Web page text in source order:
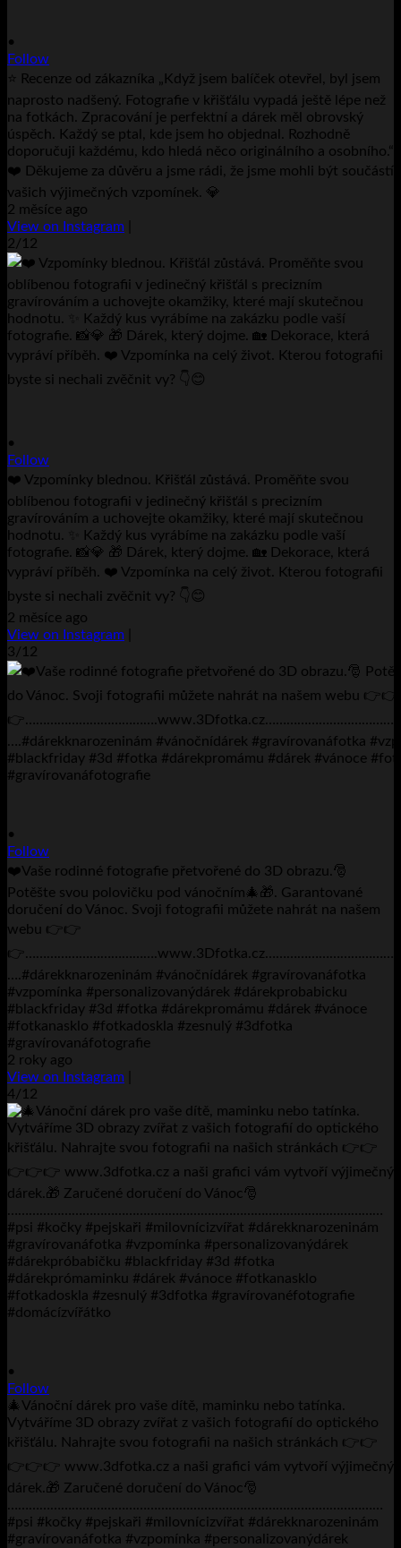
•
Follow
⭐ Recenze od zákazníka „Když jsem balíček otevřel, byl jsem
naprosto nadšený. Fotografie v křišťálu vypadá ještě lépe než
na fotkách. Zpracování je perfektní a dárek měl obrovský
úspěch. Každý se ptal, kde jsem ho objednal. Rozhodně
doporučuji každému, kdo hledá něco originálního a osobního.“
❤️ Děkujeme za důvěru a jsme rádi, že jsme mohli být součástí
vašich výjimečných vzpomínek. 💎
2 měsíce ago
View on Instagram
2/12
•
Follow
❤️ Vzpomínky blednou. Křišťál zůstává. Proměňte svou
oblíbenou fotografii v jedinečný křišťál s precizním
gravírováním a uchovejte okamžiky, které mají skutečnou
hodnotu. ✨ Každý kus vyrábíme na zakázku podle vaší
fotografie. 📸💎 🎁 Dárek, který dojme. 🏡 Dekorace, která
vypráví příběh. ❤️ Vzpomínka na celý život. Kterou fotografii
byste si nechali zvěčnit vy? 👇😊
2 měsíce ago
View on Instagram
3/12
•
Follow
❤️Vaše rodinné fotografie přetvořené do 3D obrazu.🎅
Potěšte svou polovičku pod vánočním🎄🎁. Garantované
doručení do Vánoc. Svoji fotografii můžete nahrát na našem
webu 👉👉
….#dárekknarozeninám #vánočnídárek #gravírovanáfotka
#vzpomínka #personalizovanýdárek #dárekprobabicku
#blackfriday #3d #fotka #dárekpromámu #dárek #vánoce
#fotkanasklo #fotkadoskla #zesnulý #3dfotka
#gravírovanáfotografie
2 roky ago
View on Instagram
4/12
•
Follow
🎄Vánoční dárek pro vaše dítě, maminku nebo tatínka.
Vytváříme 3D obrazy zvířat z vašich fotografií do optického
křišťálu. Nahrajte svou fotografii na našich stránkách 👉👉
👉👉👉 www.3dfotka.cz a naši grafici vám vytvoří výjimečný
dárek.🎁 Zaručené doručení do Vánoc🎅
……………………………………………………………………………………………
#psi #kočky #pejskaři #milovnícizvířat #dárekknarozeninám
#gravírovanáfotka #vzpomínka #personalizovanýdárek